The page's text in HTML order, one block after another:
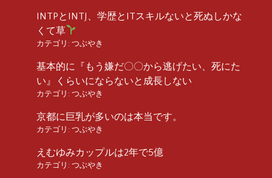
INTPとINTJ、学歴とITスキルないと死ぬしかな
くて草
カテゴリ: つぶやき
基本的に『もう嫌だ〇〇から逃げたい、死にた
い』くらいにならないと成長しない
カテゴリ: つぶやき
京都に巨乳が多いのは本当です。
カテゴリ: つぶやき
えむゆみカップルは2年で5億
カテゴリ: つぶやき